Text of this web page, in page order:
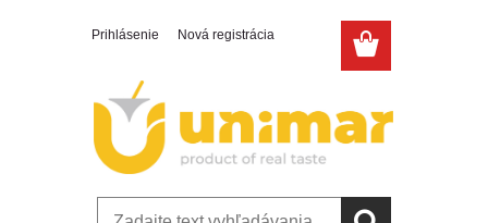
Prihlásenie Nová registrácia